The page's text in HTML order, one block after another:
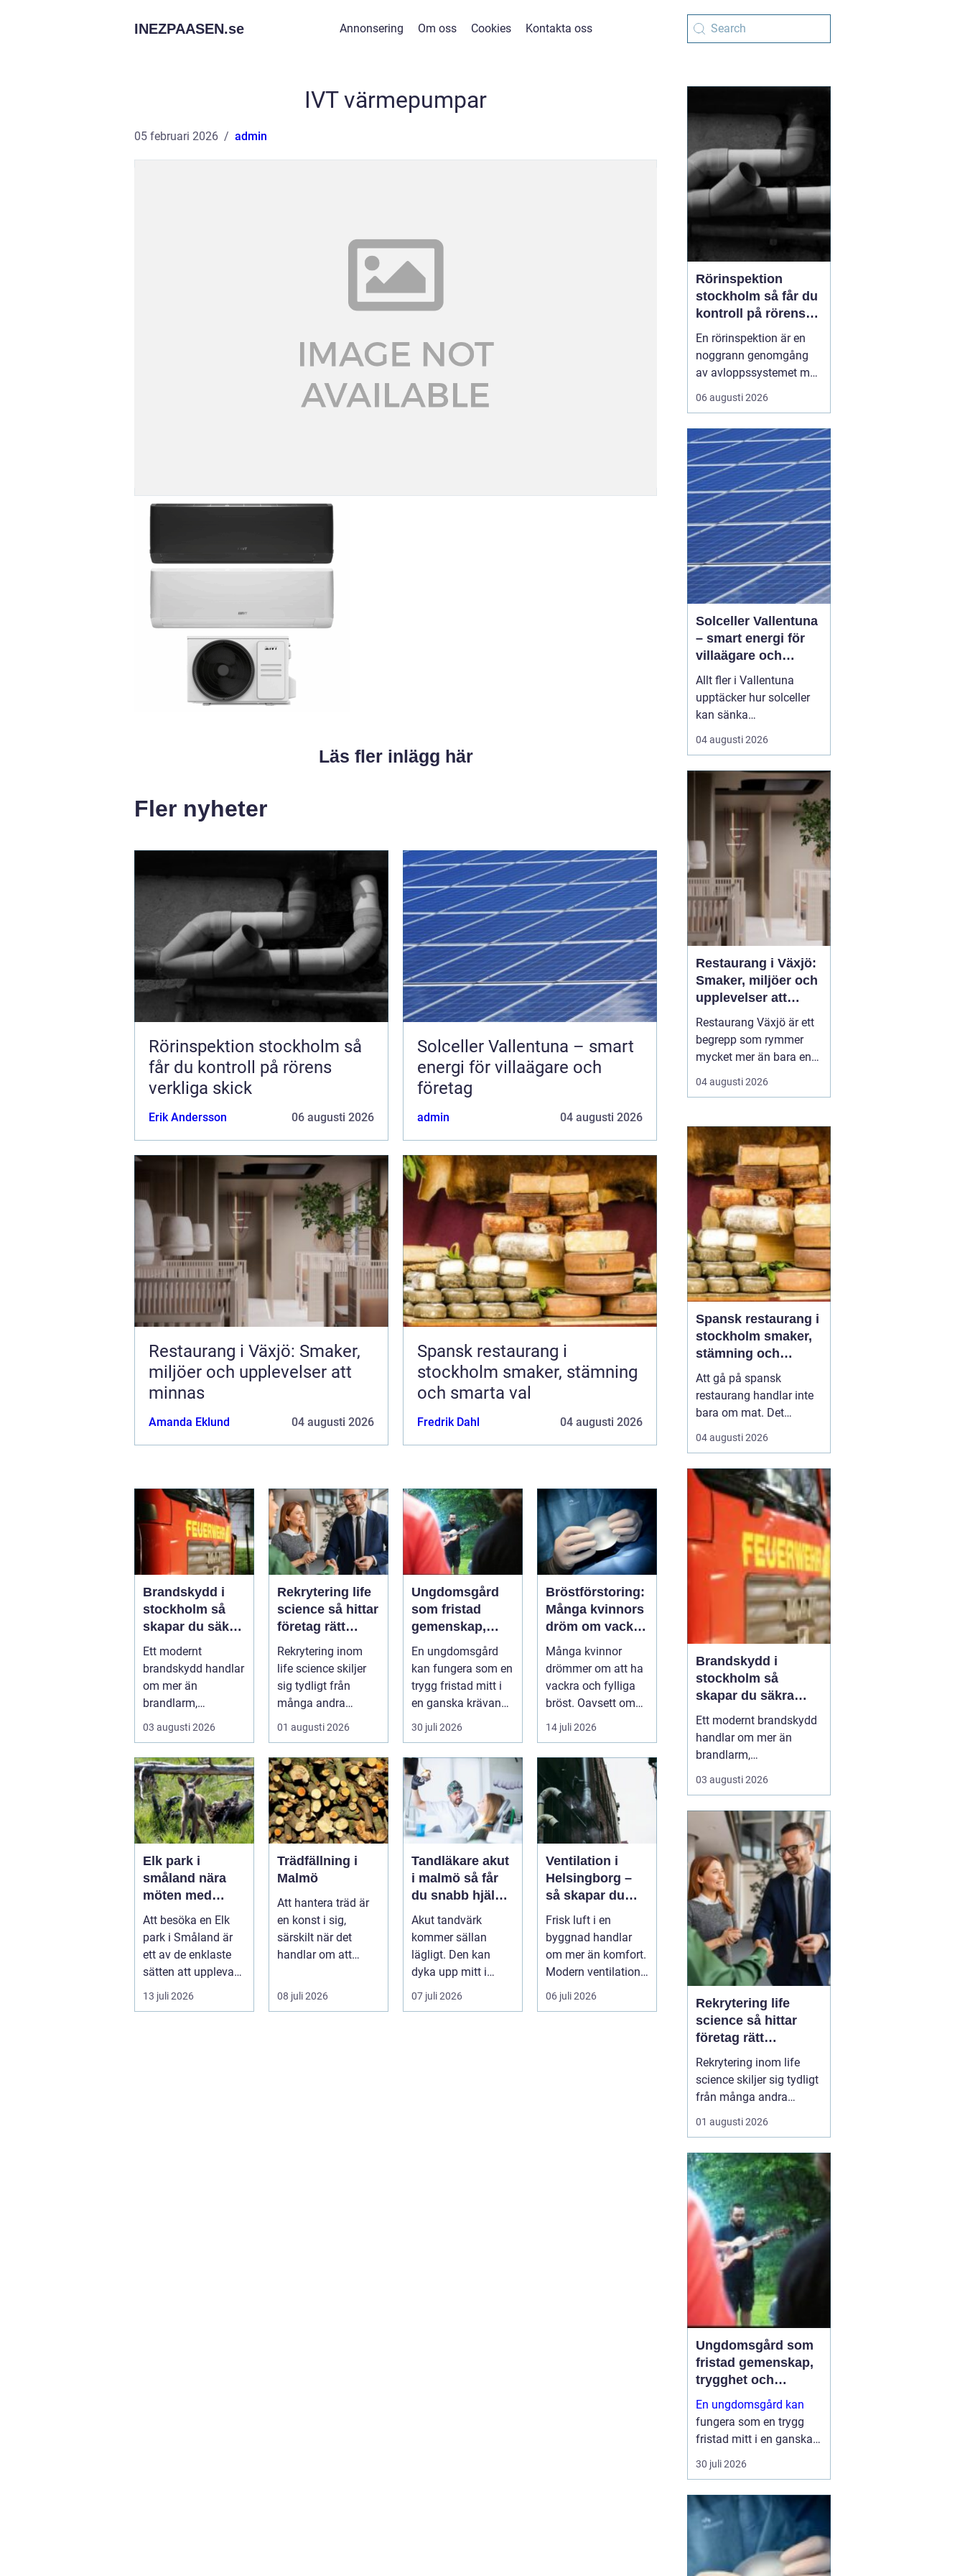
INEZPAASEN.se Annonsering Om oss Cookies Kontakta oss
IVT värmepumpar
05 februari 2026 admin
Läs fler inlägg här
Fler nyheter
Rörinspektion stockholm så
får du kontroll på rörens
verkliga skick
Erik Andersson 06 augusti 2026
Solceller Vallentuna – smart
energi för villaägare och
företag
admin 04 augusti 2026
Restaurang i Växjö: Smaker,
miljöer och upplevelser att
minnas
Amanda Eklund 04 augusti 2026
Spansk restaurang i
stockholm smaker, stämning
och smarta val
Fredrik Dahl 04 augusti 2026
Brandskydd i
stockholm så
skapar du säkra
byggnader på
riktigt
Ett modernt
brandskydd handlar
om mer än
brandlarm,
utrymningsplaner
och röda
brandsläckare på
vägga...
03 augusti 2026
Rekrytering life
science så hittar
företag rätt
kompetens när
kraven är som
högst
Rekrytering inom
life science skiljer
sig tydligt från
många andra
branscher. Här
påverkar varje bes...
01 augusti 2026
Ungdomsgård
som fristad
gemenskap,
trygghet och
växande
En ungdomsgård
kan fungera som en
trygg fristad mitt i
en ganska krävande
vardag. Skola,
sociala med...
30 juli 2026
Bröstförstoring:
Många kvinnors
dröm om vackra
bröst
Många kvinnor
drömmer om att ha
vackra och fylliga
bröst. Oavsett om
det är f&o...
14 juli 2026
Elk park i
småland nära
möten med
skogens konung
Att besöka en Elk
park i Småland är
ett av de enklaste
sätten att uppleva
Sveriges vilda hjärta
på n...
13 juli 2026
Trädfällning i
Malmö
Att hantera träd är
en konst i sig,
särskilt när det
handlar om att
08 juli 2026
Tandläkare akut
i malmö så får
du snabb hjälp
när tanden
krisar
Akut tandvärk
kommer sällan
lägligt. Den kan
dyka upp mitt i
natten, när du är på
jobbet eller preci...
07 juli 2026
Ventilation i
Helsingborg –
så skapar du
friskare
byggnader och
lägre
energikostnader
Frisk luft i en
byggnad handlar
om mer än komfort.
Modern ventilation
påverkar hälsa...
06 juli 2026
Rörinspektion
stockholm så får du
kontroll på rörens
verkliga skick
En rörinspektion är en
noggrann genomgång
av avloppssystemet med
kamera, där rörens
insida dokumenteras i
att upptäcka skador,
beläggningar och
riskzoner i tid, så att
underhåll, reparation
eller relining kan
planeras smart i...
06 augusti 2026
Solceller Vallentuna
– smart energi för
villaägare och
företag
Allt fler i Vallentuna
upptäcker hur solceller
kan sänka
elkostnaderna, öka
tryggheten mot
samtidigt bidra till ett
mer hållbart samhälle.
Med många villor, goda
takytor och relativt få
h&ou...
04 augusti 2026
Restaurang i Växjö:
Smaker, miljöer och
upplevelser att
minnas
Restaurang Växjö är ett
begrepp som rymmer
mycket mer än bara en
plats att äta på.
Teleborgsslott.com visar
värdskap kan vävas ihop
till en helhetsupplevelse
där varje måltid...
04 augusti 2026
Spansk restaurang i
stockholm smaker,
stämning och
smarta val
Att gå på spansk
restaurang handlar inte
bara om mat. Det
handlar om värme, tid
tillsammans och en
aldrig tar slut. För
många som sökeren
spansk restaurang
stockholm är
upplevelsen lika vik...
04 augusti 2026
Brandskydd i
stockholm så
skapar du säkra
byggnader på riktigt
Ett modernt brandskydd
handlar om mer än
brandlarm,
utrymningsplaner och
röda brandsläckare på
fastighetsägare,
byggentreprenörer och
förvaltare i Stockholm är
helheten avgörande:
samspelet mellan aktivt
och passivt skydd, tydlig
ansvar...
03 augusti 2026
Rekrytering life
science så hittar
företag rätt
kompetens när
kraven är som högst
Rekrytering inom life
science skiljer sig tydligt
från många andra
branscher. Här påverkar
varje beslut
myndighetskrav och ofta
stora
forskningsinvesteringar.
Roller tillsätts inte bara
för att fylla en
organisation, utan för att
säk...
01 augusti 2026
Ungdomsgård som
fristad gemenskap,
trygghet och
växande
En ungdomsgård kan
fungera som en trygg
fristad mitt i en ganska
krävande vardag. Skola,
sociala medier, betyg
både kompisar och
vuxna skapar lätt en
känsla av press. Då
behövs plats...
30 juli 2026